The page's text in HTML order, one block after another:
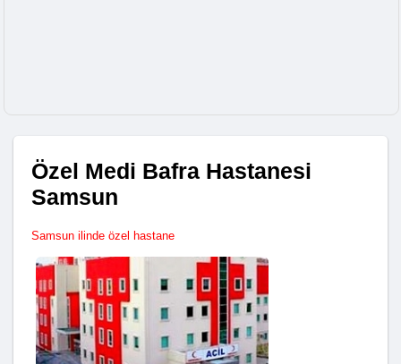
Özel Medi Bafra Hastanesi
Samsun
Samsun ilinde özel hastane